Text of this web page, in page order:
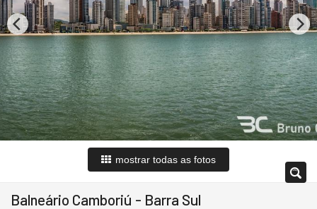
mostrar todas as fotos
Balneário Camboriú - Barra Sul